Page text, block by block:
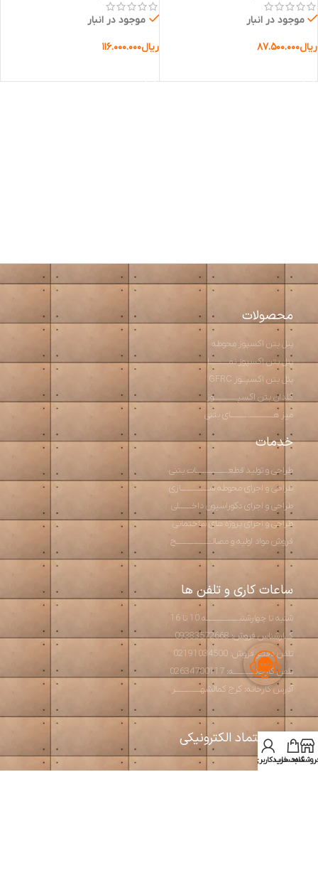
موجود در انبار
ریال۸۷.۵۰۰.۰۰۰
موجود در انبار
ریال۱۱۶.۰۰۰.۰۰۰
محصولات
پنل بتن اکسپوز محوطه
پنل بتن اکسپوز نمـــــــــا
پنل بتن اکسپــوز GFRC
گلدان بتن اکسپـــــــــــوز
میز هــــــــــــــــــــای بتنی
خدمات
طراحی و تولید قطعـــــــــــــــات بتنی
طراحی و اجرای محوطه ســـــــــــــازی
طراحی و اجرای دکوراسیون داخــــــلی
طراحی و اجرای پروژه های ساختمانی
فروش مواد اولیه و مصالـــــــــــــــــح
ساعات کاری و تلفن ها
شنبه تا چهارشنبـــــــــــــــه 10 تا 16
کــارشناس فروش: 09383572668
تلفن دفتـر فروش: 02191034500
تلفن کارخانــــــــــه: 02634700117
آدرس کارخانه: کرج کمالشهــــــــــــر
نماد اعتماد الکترونیکی
سبد خرید
حساب کاربری من